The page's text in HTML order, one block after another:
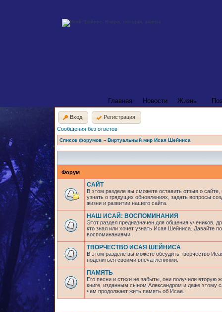
Главная Новости Жизнь
Вход
Регистрация
Сообщения без ответов
Список форумов » Виртуальный мир Исая Шейниса
Форум
САЙТ
В этом разделе вы сможете оставить отзыв о
узнать о грядущих обновлениях, задать вопросы
жизни и развитии нашего сайта.
НАШ ИСАЙ: ВОСПОМИНАНИЯ
Этот раздел предназначен для общения учеников,
кто знал или хочет узнать Исая Шейниса. Давайте
воспоминаниями.
ТВОРЧЕСТВО ИСАЯ ШЕЙНИСА
В этом разделе вы можете обсудить творчество
поделиться своими впечатлениями.
ПАМЯТЬ
Его песни и стихи не забыты, они получили вторую
книге, изданным сыном Александром и даже этому
чем продолжает жить память об Исае.